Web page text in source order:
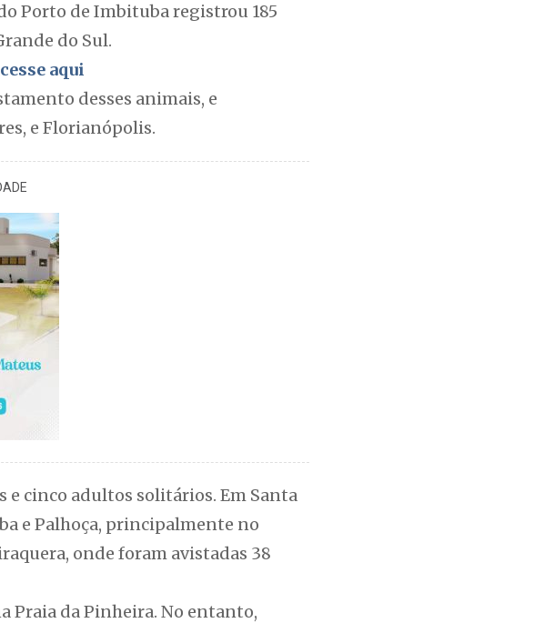
Porto de Imbituba registrou 185
do Sul.
aqui
desses animais, e
e Florianópolis.
e cinco adultos solitários. Em Santa
e Palhoça, principalmente no
onde foram avistadas 38
Praia da Pinheira. No entanto,